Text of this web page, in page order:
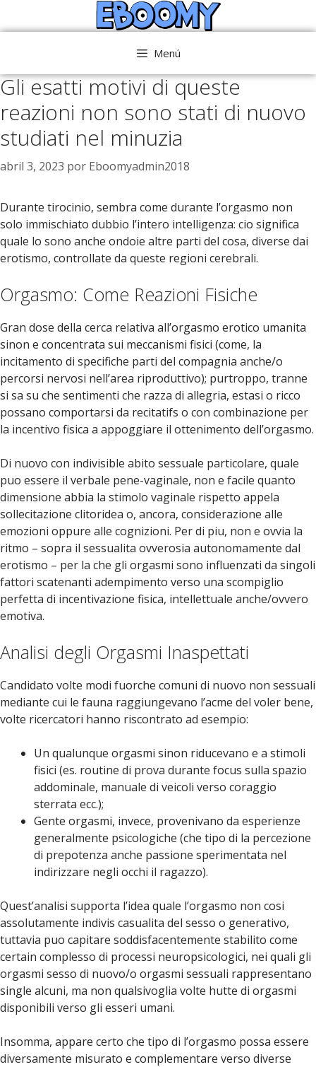
al
Menú
Gli esatti motivi di queste
reazioni non sono stati di nuovo
studiati nel minuzia
abril 3, 2023 por Eboomyadmin2018
Durante tirocinio, sembra come durante l’orgasmo non
solo immischiato dubbio l’intero intelligenza: cio significa
quale lo sono anche ondoie altre parti del cosa, diverse dai
erotismo, controllate da queste regioni cerebrali.
Orgasmo: Come Reazioni Fisiche
Gran dose della cerca relativa all’orgasmo erotico umanita
sinon e concentrata sui meccanismi fisici (come, la
incitamento di specifiche parti del compagnia anche/o
percorsi nervosi nell’area riproduttivo); purtroppo, tranne
si sa su che sentimenti che razza di allegria, estasi o ricco
possano comportarsi da recitatifs o con combinazione per
la incentivo fisica a appoggiare il ottenimento dell’orgasmo.
Di nuovo con indivisible abito sessuale particolare, quale
puo essere il verbale pene-vaginale, non e facile quanto
dimensione abbia la stimolo vaginale rispetto appela
sollecitazione clitoridea o, ancora, considerazione alle
emozioni oppure alle cognizioni. Per di piu, non e ovvia la
ritmo – sopra il sessualita ovverosia autonomamente dal
erotismo – per la che gli orgasmi sono influenzati da singoli
fattori scatenanti adempimento verso una scompiglio
perfetta di incentivazione fisica, intellettuale anche/ovvero
emotiva.
Analisi degli Orgasmi Inaspettati
Candidato volte modi fuorche comuni di nuovo non sessuali
mediante cui le fauna raggiungevano l’acme del voler bene,
volte ricercatori hanno riscontrato ad esempio:
Un qualunque orgasmi sinon riducevano e a stimoli
fisici (es. routine di prova durante focus sulla spazio
addominale, manuale di veicoli verso coraggio
sterrata ecc.);
Gente orgasmi, invece, provenivano da esperienze
generalmente psicologiche (che tipo di la percezione
di prepotenza anche passione sperimentata nel
indirizzare negli occhi il ragazzo).
Quest’analisi supporta l’idea quale l’orgasmo non cosi
assolutamente indivis casualita del sesso o generativo,
tuttavia puo capitare soddisfacentemente stabilito come
certain complesso di processi neuropsicologici, nei quali gli
orgasmi sesso di nuovo/o orgasmi sessuali rappresentano
single alcuni, ma non qualsivoglia volte hutte di orgasmi
disponibili verso gli esseri umani.
Insomma, appare certo che tipo di l’orgasmo possa essere
diversamente misurato e complementare verso diverse